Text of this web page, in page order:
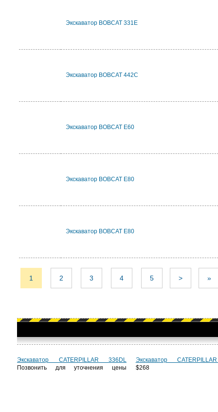
Экскаватор BOBCAT 331E
Экскаватор BOBCAT 442C
Экскаватор BOBCAT E60
Экскаватор BOBCAT E80
Экскаватор BOBCAT E80
1 2 3 4 5 > »
Экскаватор CATERPILLAR 336DL
Позвонить для уточнения цены
Экскаватор
$268